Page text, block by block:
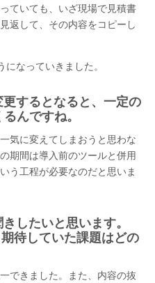
ていても、いざ現場で見積書
返して、その内容をコピーし
なっていきました。
するとなると、一定の
んですね。
気に変えてしまおうと思わな
期間は導入前のツールと併用
う工程が必要なのだと思いま
したいと思います。
待していた課題はどの
できました。また、内容の抜